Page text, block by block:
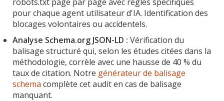
pour chaque agent utilisateur d'IA. Identification des
blocages volontaires ou accidentels.
Analyse Schema.org JSON-LD : Vérification du
balisage structuré qui, selon les études citées dans la
méthodologie, corrèle avec une hausse de 40 % du
taux de citation. Notre générateur de balisage
schema complète cet audit en cas de balisage
manquant.